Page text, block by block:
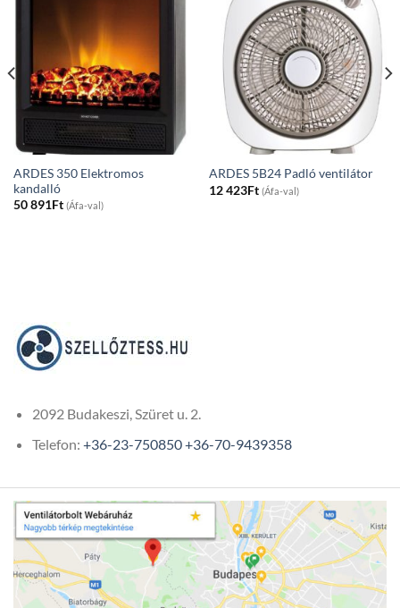
ARDES 350 Elektromos
kandalló
50 891Ft (Áfa-val)
ARDES 5B24 Padló ventilátor
12 423Ft (Áfa-val)
2092 Budakeszi, Szüret u. 2.
Telefon: +36-23-750850+36-70-9439358